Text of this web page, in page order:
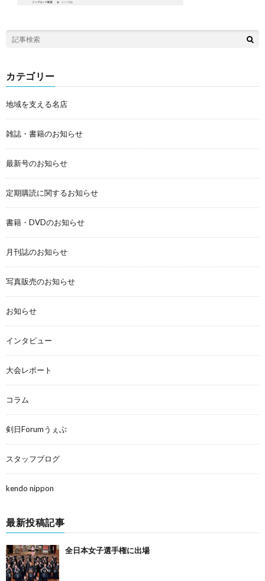
カテゴリー
地域を支える名店
雑誌・書籍のお知らせ
最新号のお知らせ
定期購読に関するお知らせ
書籍・DVDのお知らせ
月刊誌のお知らせ
写真販売のお知らせ
お知らせ
インタビュー
大会レポート
コラム
剣日Forumうぇぶ
スタッフブログ
kendo nippon
最新投稿記事
全日本女子選手権に出場